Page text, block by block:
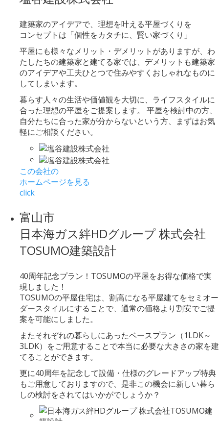
建築家のアイデアで、理想を叶える平屋づくりを
コンセプトは「個性をカタチに、賢い家づくり」
平屋にも様々なメリット・デメリットがありますが、わ
たしたちの建築家と建てる家では、デメリットも建築家
のアイデアや工夫ひとつで住みやすくおしゃれなものに
してしまいます。
暮らす人々の生活や価値観を大切に、ライフスタイルに
合った理想の平屋をご提案します。 平屋を検討中の方、
自分たちに合った家が分からないという方、まずはお気
軽にご相談ください。
この会社の
ホームページを見る
click
富山市
日本海ガス絆HDグループ 株式会社
TOSUMO建築設計
40周年記念プラン！TOSUMOの平屋をお得な価格で実
現しました！
TOSUMOの平屋住宅は、割高になる平屋建てをセミオー
ダースタイルにすることで、通常の価格より割安でご提
案を可能にしました。
またそれぞれの暮らしにあったベースプラン（1LDK～
3LDK）をご用意することで本当に必要な大きさの家を建
てることができます。
更に40周年を記念して設備・仕様のグレードアップ特典
もご用意しておりますので、是非この機会に新しい暮ら
しの検討をされてはいかがでしょうか？